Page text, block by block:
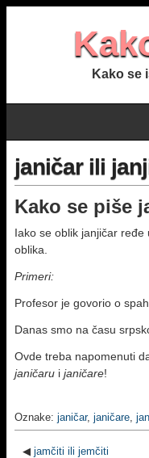
Kako se
janičar ili
Kako se piše
Iako se oblik janjičar ređe
oblika.
Primeri:
Profesor je govorio o
Danas smo na času
Ovde treba napomenuti
janičaru i janičare!
Oznake: janičar, janičare,
◀ jamčiti ili jemčiti